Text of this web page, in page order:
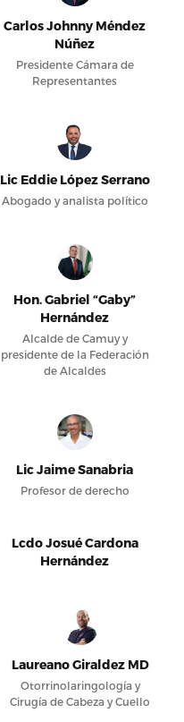
Carlos Johnny Méndez
Núñez
Presidente Cámara de
Representantes
Lic Eddie López Serrano
Abogado y analista político
Hon. Gabriel “Gaby”
Hernández
Alcalde de Camuy y
presidente de la Federación
de Alcaldes
Lic Jaime Sanabria
Profesor de derecho
Lcdo Josué Cardona
Hernández
Laureano Giraldez MD
Otorrinolaringología y
Cirugía de Cabeza y Cuello